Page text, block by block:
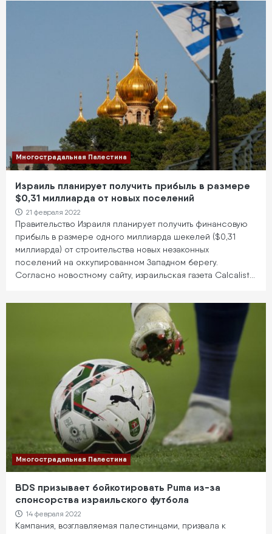
Многострадальная Палестина
Израиль планирует получить прибыль в размере
$0,31 миллиарда от новых поселений
21 февраля 2022
Правительство Израиля планирует получить финансовую
прибыль в размере одного миллиарда шекелей ($0,31
миллиарда) от строительства новых незаконных
поселений на оккупированном Западном берегу.
Согласно новостному сайту, израильская газета Calcalist…
Многострадальная Палестина
BDS призывает бойкотировать Puma из-за
спонсорства израильского футбола
14 февраля 2022
Кампания, возглавляемая палестинцами, призвала к